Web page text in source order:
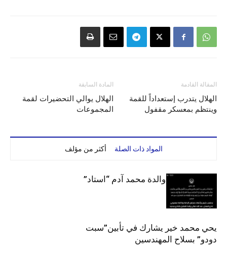
المادة السابقة
الهلال يوالي التحضيرات لقمة
المجموعات
المقالة القادمة
الهلال يتدرب إستعداداً للقمة
وينتظم بمعسكر مقفول
المواد ذات الصلة أكثر من مؤلف
الهلال يحتسب والدة محمد آدم “استاد”
يحي محمد خير يشارك في تأبين”سبت
دودو” بسلاح المهندسين